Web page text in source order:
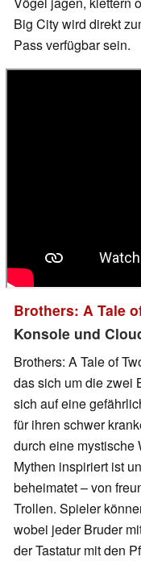
Big City wird direkt
Pass verfügbar sein.
Brothers: A Tale
Konsole und
Brothers: A Tale of
das sich um die zwei
sich auf eine
für ihren schwer
durch eine mystische
Mythen inspiriert ist
beheimatet – von
Trollen. Spieler
wobei jeder Bruder
der Tastatur mit den